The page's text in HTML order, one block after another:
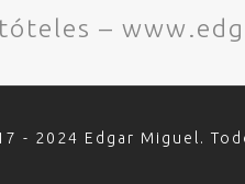
–
- 2024 Edgar Miguel.